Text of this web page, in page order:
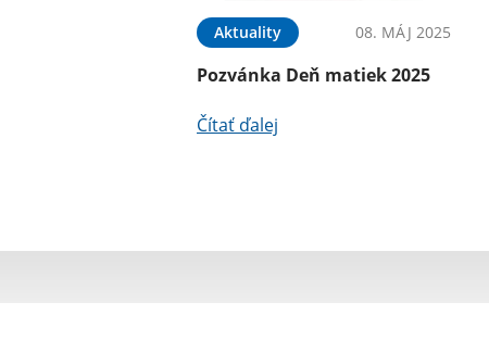
Aktuality 08. MÁJ 2025
Pozvánka Deň matiek 2025
Čítať ďalej